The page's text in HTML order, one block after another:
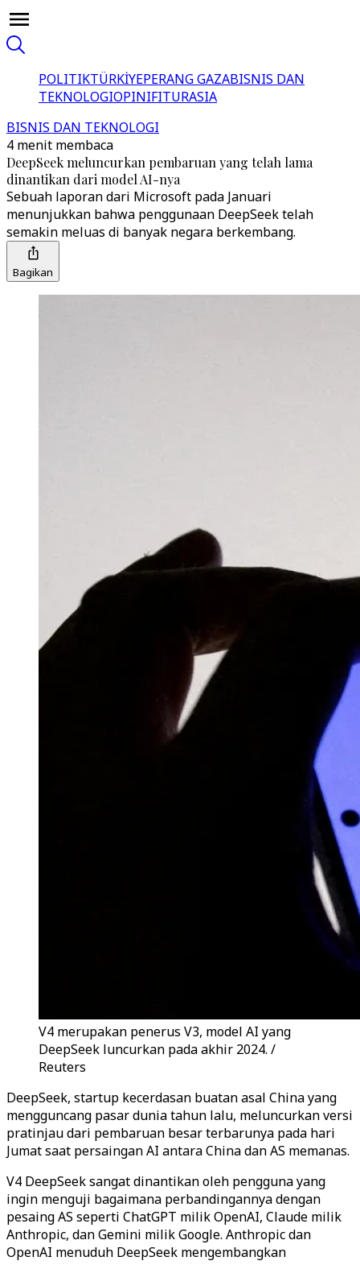
POLITIKTÜRKİYEPERANG GAZABISNIS DAN
TEKNOLOGIOPINIFITURASIA
BISNIS DAN TEKNOLOGI
4 menit membaca
DeepSeek meluncurkan pembaruan yang telah lama
dinantikan dari model AI-nya
Sebuah laporan dari Microsoft pada Januari
menunjukkan bahwa penggunaan DeepSeek telah
semakin meluas di banyak negara berkembang.
Bagikan
V4 merupakan penerus V3, model AI yang
DeepSeek luncurkan pada akhir 2024. /
Reuters
DeepSeek, startup kecerdasan buatan asal China yang
mengguncang pasar dunia tahun lalu, meluncurkan versi
pratinjau dari pembaruan besar terbarunya pada hari
Jumat saat persaingan AI antara China dan AS memanas.
V4 DeepSeek sangat dinantikan oleh pengguna yang
ingin menguji bagaimana perbandingannya dengan
pesaing AS seperti ChatGPT milik OpenAI, Claude milik
Anthropic, dan Gemini milik Google. Anthropic dan
OpenAI menuduh DeepSeek mengembangkan